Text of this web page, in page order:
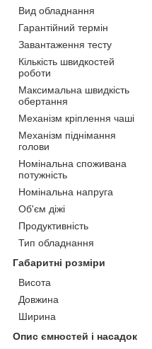
Вид обладнання
Гарантійний термін
Завантаження тесту
Кількість швидкостей
роботи
Максимальна швидкість
обертання
Механізм кріплення чаші
Механізм піднімання
голови
Номінальна споживана
потужність
Номінальна напруга
Об'єм діжі
Продуктивність
Тип обладнання
Габаритні розміри
Висота
Довжина
Ширина
Опис ємностей і насадок